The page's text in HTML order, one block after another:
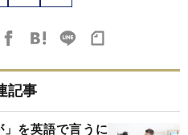
記事
」を英語で言うに